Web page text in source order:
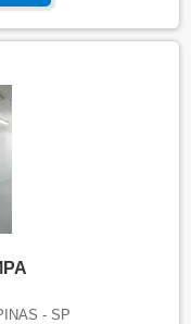
DE
quer achar
Cleartech
- SP